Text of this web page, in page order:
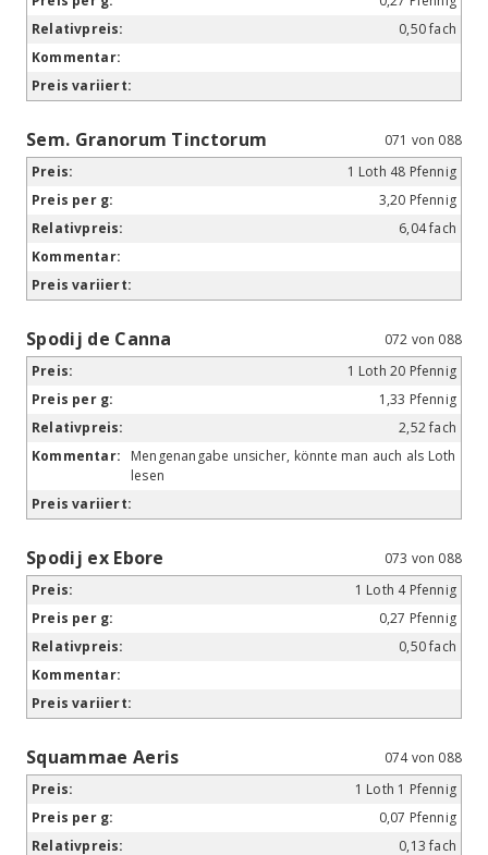
0,50 fach
Sem. Granorum Tinctorum
071 von 088
1 Loth 48 Pfennig
3,20 Pfennig
6,04 fach
Spodij de Canna
072 von 088
1 Loth 20 Pfennig
1,33 Pfennig
2,52 fach
Mengenangabe unsicher, könnte man auch als Loth
lesen
Spodij ex Ebore
073 von 088
1 Loth 4 Pfennig
0,27 Pfennig
0,50 fach
Squammae Aeris
074 von 088
1 Loth 1 Pfennig
0,07 Pfennig
0,13 fach